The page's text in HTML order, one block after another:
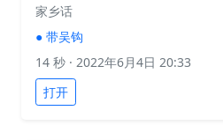
家乡话
● 带吴钩
14 秒 · 2022年6月4日 20:33
打开